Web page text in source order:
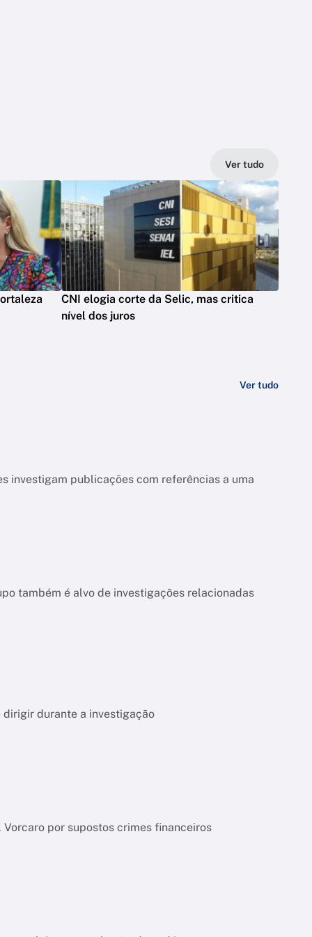
Ver tudo
CNI elogia corte da Selic, mas critica
nível dos juros
Ver tudo
investigam publicações com referências a uma
também é alvo de investigações relacionadas
dirigir durante a investigação
por supostos crimes financeiros